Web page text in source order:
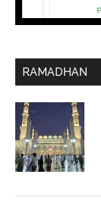
RAMADHAN